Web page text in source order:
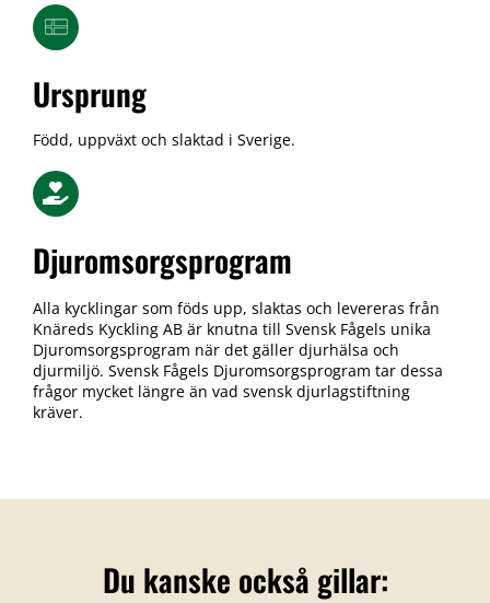
Ursprung
Född, uppväxt och slaktad i Sverige.
Djuromsorgsprogram
Alla kycklingar som föds upp, slaktas och levereras från
Knäreds Kyckling AB är knutna till Svensk Fågels unika
Djuromsorgsprogram när det gäller djurhälsa och
djurmiljö. Svensk Fågels Djuromsorgsprogram tar dessa
frågor mycket längre än vad svensk djurlagstiftning
kräver.
Du kanske också gillar: